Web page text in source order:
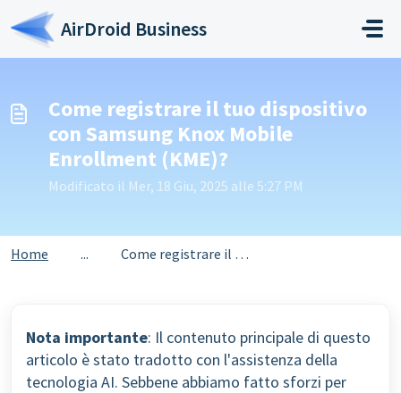
Salta al contenuto principale
AirDroid Business
Come registrare il tuo dispositivo
con Samsung Knox Mobile
Enrollment (KME)?
Modificato il Mer, 18 Giu, 2025 alle 5:27 PM
Home ... Come registrare il tuo dispositivo con Samsung Knox Mobil...
Nota importante: Il contenuto principale di questo
articolo è stato tradotto con l'assistenza della
tecnologia AI. Sebbene abbiamo fatto sforzi per